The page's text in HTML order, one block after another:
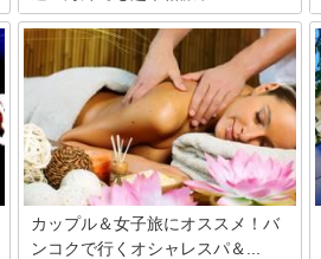
日本人観光客のみならず、在住者も多い
タイの首都バンコク。タイではラーメン
がブームになっていて、特に日本人が多
く住むトンロー、アソークなどのエリア
では、まるで日本かと思うほどあちこち
にラーメン屋があり、激しくしのぎを削
っています。今回は、そんなバンコクの
オススメラーメン屋を5つ、ご紹介しま
す。
カップル＆女子旅にオススメ！バ
ンコクで行くオシャレスパ＆...